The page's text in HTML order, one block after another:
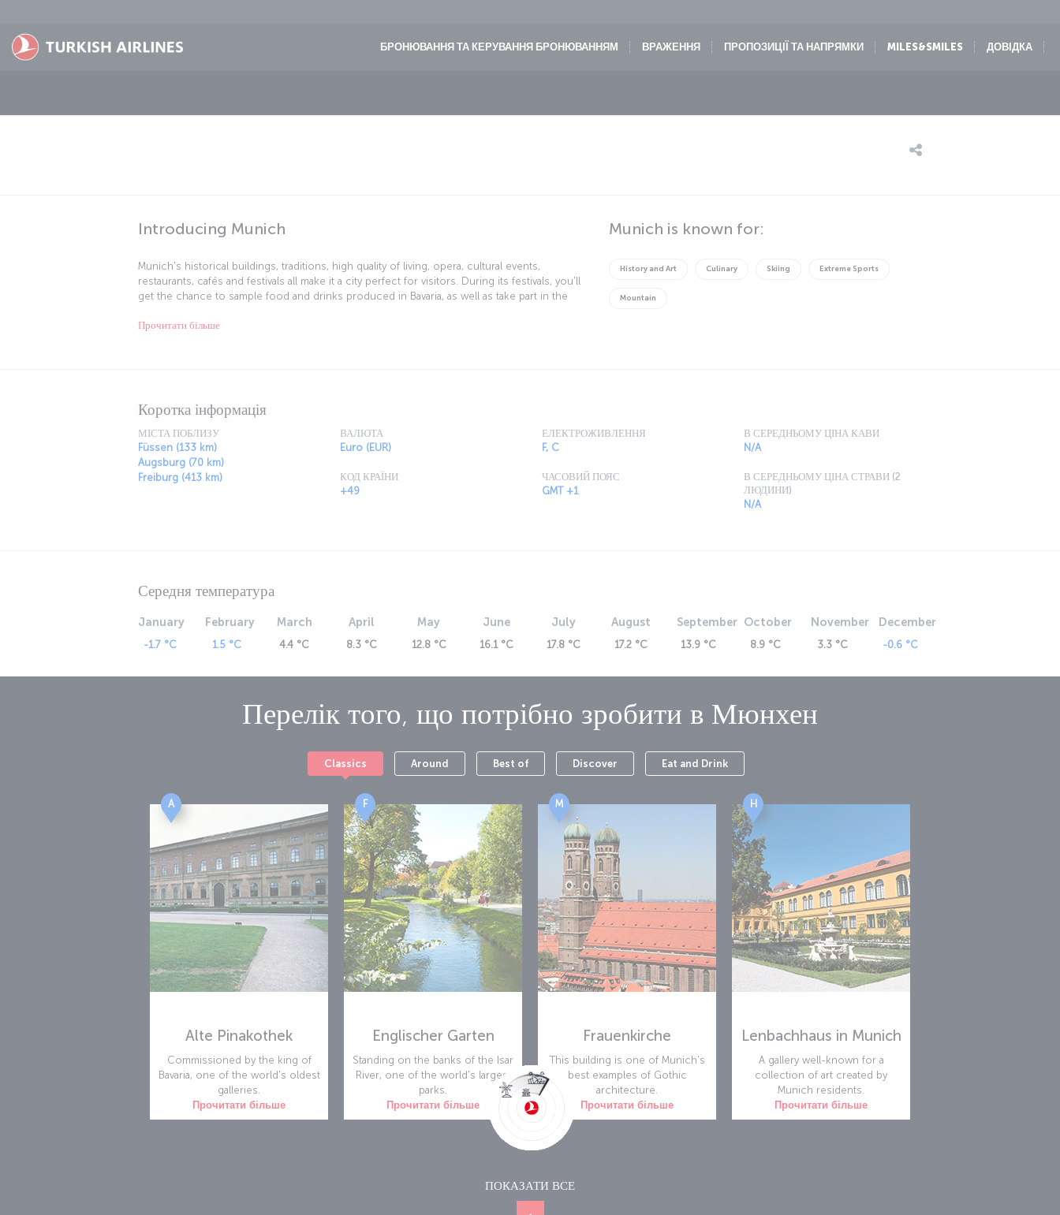
БРОНЮВАННЯ ТА КЕРУВАННЯ БРОНЮВАННЯМ ВРАЖЕННЯ ПРОПОЗИЦІЇ ТА НАПРЯМКИ MILES&SMILES ДОВІДКА
Introducing Munich
Munich's historical buildings, traditions, high quality of living, opera, cultural events,
restaurants, cafés and festivals all make it a city perfect for visitors. During its festivals, you'll
get the chance to sample food and drinks produced in Bavaria, as well as take part in the
is also full of buildings boasting qualities from a whole range of architectural movements.
Прочитати більше
Munich is known for:
History and Art Culinary Skiing Extreme Sports
Mountain
Коротка інформація
МІСТА ПОБЛИЗУ
Füssen (133 km)
Augsburg (70 km)
Freiburg (413 km)
ВАЛЮТА
Euro (EUR)
КОД КРАЇНИ
+49
ЕЛЕКТРОЖИВЛЕННЯ
F, C
ЧАСОВИЙ ПОЯС
GMT +1
В СЕРЕДНЬОМУ ЦІНА КАВИ
N/A
В СЕРЕДНЬОМУ ЦІНА СТРАВИ (2
ЛЮДИНИ)
N/A
Середня температура
January
-1.7 °C
February
1.5 °C
March
4.4 °C
April
8.3 °C
May
12.8 °C
June
16.1 °C
July
17.8 °C
August
17.2 °C
September
13.9 °C
October
8.9 °C
November
3.3 °C
December
-0.6 °C
Перелік того, що потрібно зробити в Мюнхен
Classics Around Best of Discover Eat and Drink
A
Alte Pinakothek
Commissioned by the king of
Bavaria, one of the world's oldest
galleries.
Прочитати більше
F
Englischer Garten
Standing on the banks of the Isar
River, one of the world's largest
parks.
Прочитати більше
M
Frauenkirche
This building is one of Munich's
best examples of Gothic
architecture.
Прочитати більше
H
Lenbachhaus in Munich
A gallery well-known for a
collection of art created by
Munich residents.
Прочитати більше
ПОКАЗАТИ ВСЕ